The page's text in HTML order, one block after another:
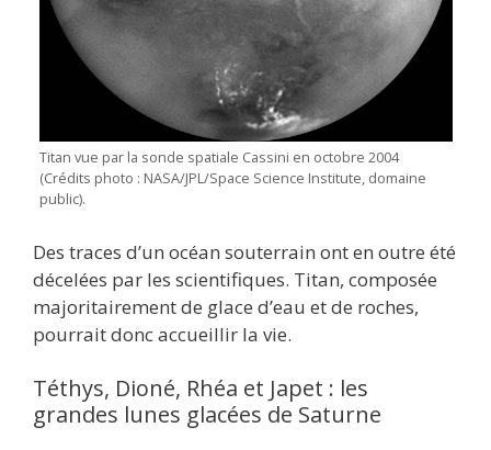
Titan vue par la sonde spatiale Cassini en octobre 2004
(Crédits photo : NASA/JPL/Space Science Institute, domaine
public).
Des traces d’un océan souterrain ont en outre été
décelées par les scientifiques. Titan, composée
majoritairement de glace d’eau et de roches,
pourrait donc accueillir la vie.
Téthys, Dioné, Rhéa et Japet : les
grandes lunes glacées de Saturne